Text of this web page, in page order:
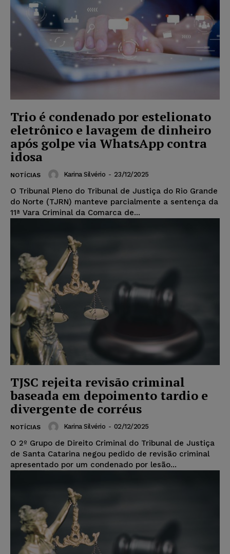
Trio é condenado por estelionato
eletrônico e lavagem de dinheiro
após golpe via WhatsApp contra
idosa
NOTÍCIAS Karina Silvério - 23/12/2025
O Tribunal Pleno do Tribunal de Justiça do Rio Grande
do Norte (TJRN) manteve parcialmente a sentença da
11ª Vara Criminal da Comarca de...
TJSC rejeita revisão criminal
baseada em depoimento tardio e
divergente de corréus
NOTÍCIAS Karina Silvério - 02/12/2025
O 2º Grupo de Direito Criminal do Tribunal de Justiça
de Santa Catarina negou pedido de revisão criminal
apresentado por um condenado por lesão...